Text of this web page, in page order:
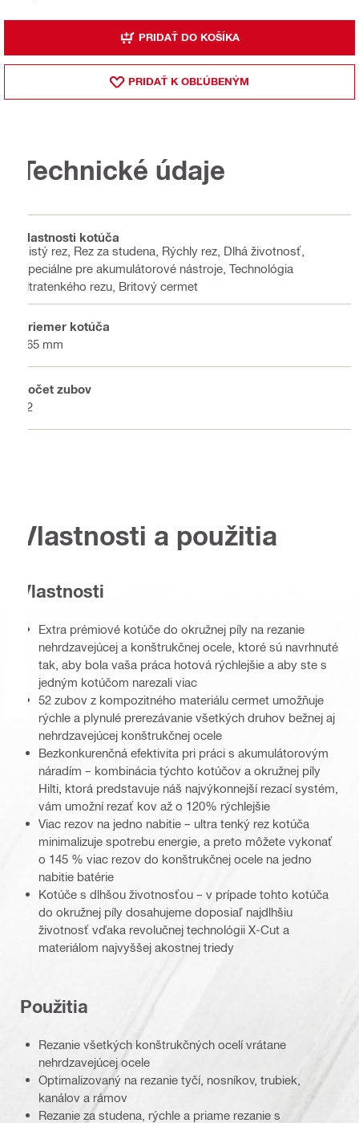
PRIDAŤ DO KOŠÍKA
PRIDAŤ K OBĽÚBENÝM
Technické údaje
Vlastnosti kotúča
Čistý rez, Rez za studena, Rýchly rez, Dlhá životnosť,
Špeciálne pre akumulátorové nástroje, Technológia
ultratenkého rezu, Britový cermet
Priemer kotúča
165 mm
Počet zubov
52
Vlastnosti a použitia
Vlastnosti
Extra prémiové kotúče do okružnej píly na rezanie
nehrdzavejúcej a konštrukčnej ocele, ktoré sú navrhnuté
tak, aby bola vaša práca hotová rýchlejšie a aby ste s
jedným kotúčom narezali viac
52 zubov z kompozitného materiálu cermet umožňuje
rýchle a plynulé prerezávanie všetkých druhov bežnej aj
nehrdzavejúcej konštrukčnej ocele
Bezkonkurenčná efektivita pri práci s akumulátorovým
náradím – kombinácia týchto kotúčov a okružnej píly
Hilti, ktorá predstavuje náš najvýkonnejší rezací systém,
vám umožní rezať kov až o 120% rýchlejšie
Viac rezov na jedno nabitie – ultra tenký rez kotúča
minimalizuje spotrebu energie, a preto môžete vykonať
o 145 % viac rezov do konštrukčnej ocele na jedno
nabitie batérie
Kotúče s dlhšou životnosťou – v prípade tohto kotúča
do okružnej píly dosahujeme doposiaľ najdlhšiu
životnosť vďaka revolučnej technológii X-Cut a
materiálom najvyššej akostnej triedy
Použitia
Rezanie všetkých konštrukčných ocelí vrátane
nehrdzavejúcej ocele
Optimalizovaný na rezanie tyčí, nosníkov, trubiek,
kanálov a rámov
Rezanie za studena, rýchle a priame rezanie s